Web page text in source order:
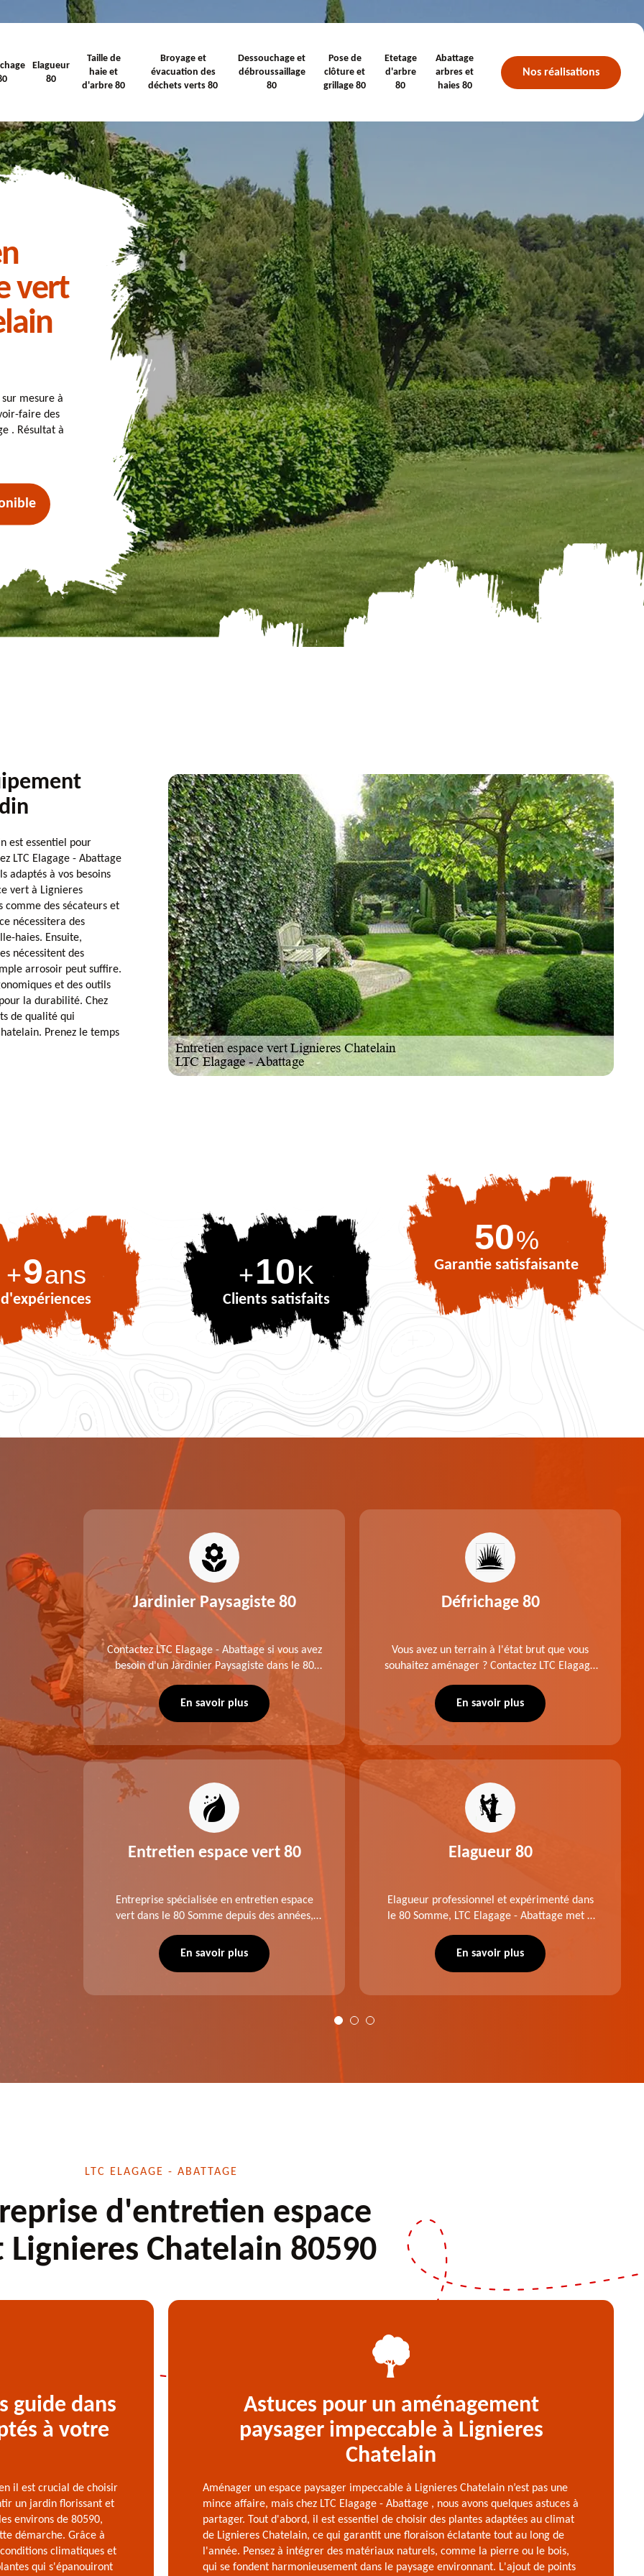
Elagueur
80
Taille de
haie et
d'arbre 80
Broyage et
évacuation des
déchets verts 80
Dessouchage et
débroussaillage
80
Pose de
clôture et
grillage 80
Etetage
d'arbre
80
Abattage
arbres et
haies 80
Nos réalisations
vert
mesure à
faire des
. Résultat à
est essentiel pour
LTC Elagage - Abattage
adaptés à vos besoins
vert à Lignieres
comme des sécateurs et
nécessitera des
haies. Ensuite,
nécessitent des
arrosoir peut suffire.
et des outils
la durabilité. Chez
de qualité qui
Prenez le temps
+9ans
d'expériences
+10K
Clients satisfaits
71%
Garantie satisfaisante
fait
jardinier
.
des
80
,
dans
Jardinier Paysagiste 80
Contactez LTC Elagage - Abattage si vous avez
besoin d'un Jardinier Paysagiste dans le 80
Somme. Chaque intervention est exécutée
selon les normes en vigueur. Découvrez un
extérieur exceptionnel grâce à notre équipe.
En savoir plus
Entretien espace vert 80
Entreprise spécialisée en entretien espace
vert dans le 80 Somme depuis des années,
d'élagage, d'abattage d'arbres, de
dessouchage et autre. Devis offert.
En savoir plus
Défrichage 80
Vous avez un terrain à l'état brut que vous
souhaitez aménager ? Contactez LTC Elagage
80 Somme. Travail suivant les règles de l'art.
En savoir plus
Elagueur 80
Elagueur professionnel et expérimenté dans
le 80 Somme, LTC Elagage - Abattage met à
notre intervention, votre espace vert sera
En savoir plus
LTC ELAGAGE - ABATTAGE
d'entretien espace
Lignieres Chatelain 80590
guide dans
à votre
il est crucial de choisir
un jardin florissant et
environs de 80590,
démarche. Grâce à
climatiques et
qui s'épanouiront
Astuces pour un aménagement
paysager impeccable à Lignieres
Chatelain
Aménager un espace paysager impeccable à Lignieres Chatelain n’est pas une
mince affaire, mais chez LTC Elagage - Abattage , nous avons quelques astuces à
partager. Tout d'abord, il est essentiel de choisir des plantes adaptées au climat
de Lignieres Chatelain, ce qui garantit une floraison éclatante tout au long de
l'année. Pensez à intégrer des matériaux naturels, comme la pierre ou le bois,
qui se fondent harmonieusement dans le paysage environnant. L'ajout de points